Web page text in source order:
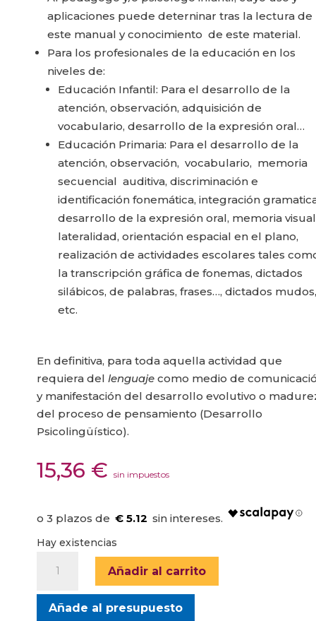
aplicaciones puede deterninar tras la lectura de
este manual y conocimiento de este mate­rial.
Para los profesionales de la educación en los
niveles de:
Educación Infantil: Para el desarrollo de la
atención, observación, adquisición de
vocabulario, desarrollo de la expresión oral…
Educación Primaria: Para el desarrollo de la
atención, observación, vocabulario, memoria
secuencial auditiva, discriminación e
identificación fonemática, integración
de­sarrollo de la expresión oral, memoria
lateralidad, orientación espacial en el plano,
realización de actividades escolares tales
la transcripción gráfica de fonemas, dictados
silábi­cos, de palabras, frases…, dictados mudos,
etc.
En definitiva, para toda aquella actividad que
requiera del lenguaje como medio de
y manifestación del desarrollo evolutivo o
del proceso de pensamiento (Desarrollo
Psicolingüístico).
15,36 € sin impuestos
€ 5.12
Hay existencias
INTEGRACION
FONEMAS
LENGUAJE
Añadir al carrito
Añade al presupuesto